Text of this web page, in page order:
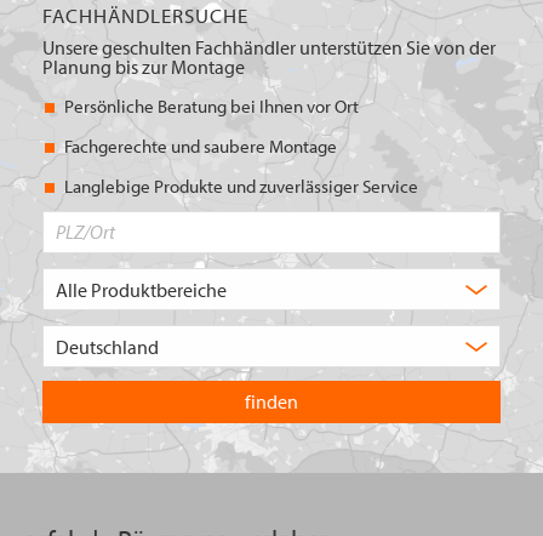
FACHHÄNDLERSUCHE
Unsere geschulten Fachhändler unterstützen Sie von der
Planung bis zur Montage
Persönliche Beratung bei Ihnen vor Ort
Fachgerechte und saubere Montage
Langlebige Produkte und zuverlässiger Service
in
welchem
Land
Sie
suchen